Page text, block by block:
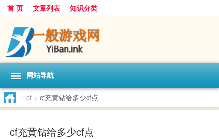
首 页 文章列表 知识分类
网站导航
> cf > cf充黄钻给多少cf点
cf充黄钻给多少cf点